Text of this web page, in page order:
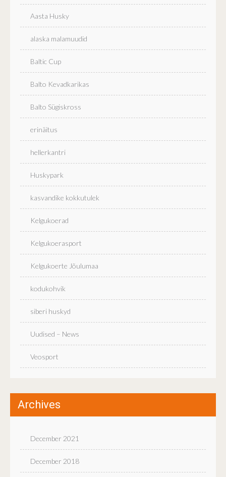
Aasta Husky
alaska malamuudid
Baltic Cup
Balto Kevadkarikas
Balto Sügiskross
erinäitus
hellerkantri
Huskypark
kasvandike kokkutulek
Kelgukoerad
Kelgukoerasport
Kelgukoerte Jõulumaa
kodukohvik
siberi huskyd
Uudised – News
Veosport
Archives
December 2021
December 2018